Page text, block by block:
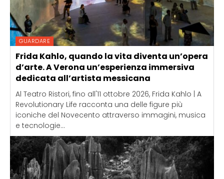
GUARDARE
Frida Kahlo, quando la vita diventa un’opera
d’arte. A Verona un’esperienza immersiva
dedicata all’artista messicana
Al Teatro Ristori, fino all'11 ottobre 2026, Frida Kahlo | A
Revolutionary Life racconta una delle figure più
iconiche del Novecento attraverso immagini, musica
e tecnologie...